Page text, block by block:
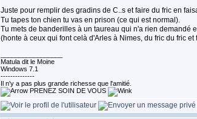
Juste pour remplir des gradins de C..s et faire du fric en
Tu tapes ton chien tu vas en prison (ce qui est normal).
Tu mets de banderilles à un taureau qui n'a rien demandé
(honte à ceux qui font celà d'Arles à Nimes, du fric du fric et
Matula dit le Moine
Windows 7.1
--------------
Il n'y a pas plus grande richesse que l'amitié.
PRENEZ SOIN DE VOUS